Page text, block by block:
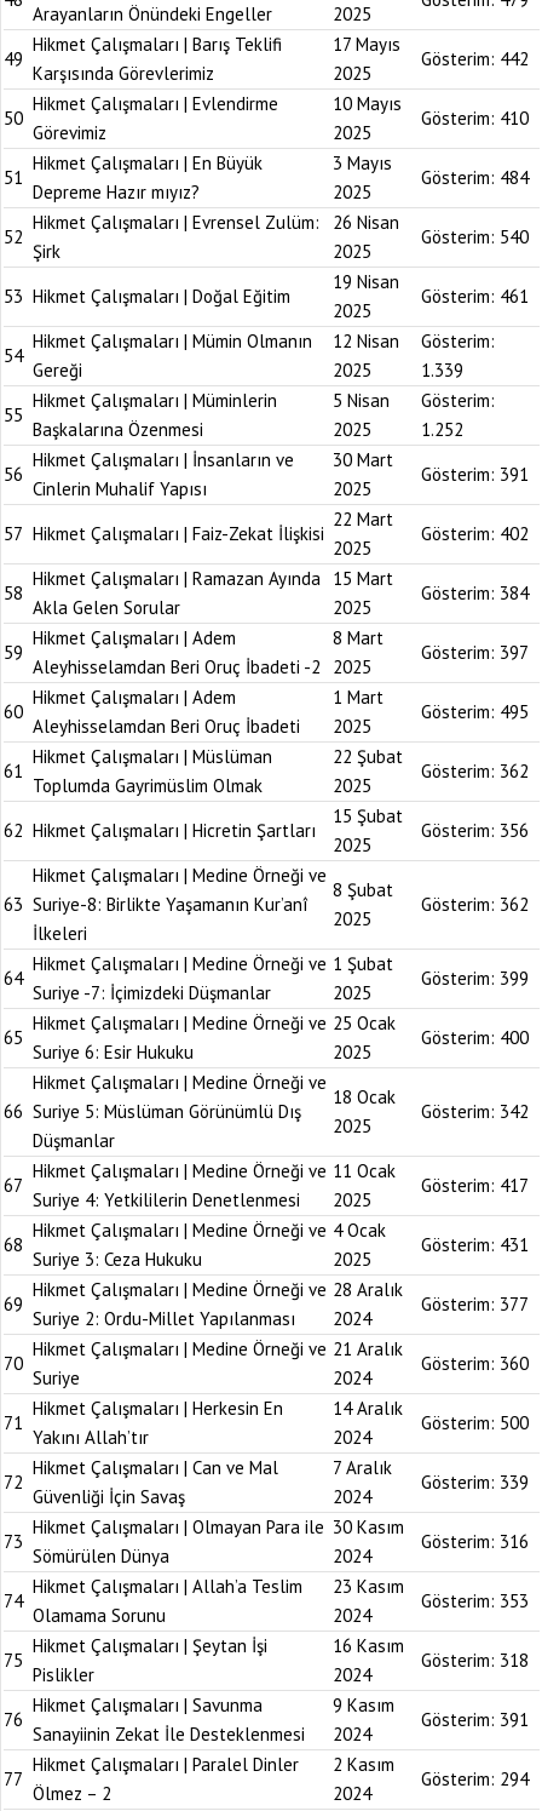
Arayanların Önündeki Engeller 2025
49
Hikmet Çalışmaları | Barış Teklifi
Karşısında Görevlerimiz
17 Mayıs
2025
Gösterim: 442
50
Hikmet Çalışmaları | Evlendirme
Görevimiz
10 Mayıs
2025
Gösterim: 410
51
Hikmet Çalışmaları | En Büyük
Depreme Hazır mıyız?
3 Mayıs
2025
Gösterim: 484
52
Hikmet Çalışmaları | Evrensel Zulüm:
Şirk
26 Nisan
2025
Gösterim: 540
53 Hikmet Çalışmaları | Doğal Eğitim
19 Nisan
2025
Gösterim: 461
54
Hikmet Çalışmaları | Mümin Olmanın
Gereği
12 Nisan
2025
Gösterim:
1.339
55
Hikmet Çalışmaları | Müminlerin
Başkalarına Özenmesi
5 Nisan
2025
Gösterim:
1.252
56
Hikmet Çalışmaları | İnsanların ve
Cinlerin Muhalif Yapısı
30 Mart
2025
Gösterim: 391
57 Hikmet Çalışmaları | Faiz-Zekat İlişkisi
22 Mart
2025
Gösterim: 402
58
Hikmet Çalışmaları | Ramazan Ayında
Akla Gelen Sorular
15 Mart
2025
Gösterim: 384
59
Hikmet Çalışmaları | Adem
Aleyhisselamdan Beri Oruç İbadeti -2
8 Mart
2025
Gösterim: 397
60
Hikmet Çalışmaları | Adem
Aleyhisselamdan Beri Oruç İbadeti
1 Mart
2025
Gösterim: 495
61
Hikmet Çalışmaları | Müslüman
Toplumda Gayrimüslim Olmak
22 Şubat
2025
Gösterim: 362
62 Hikmet Çalışmaları | Hicretin Şartları
15 Şubat
2025
Gösterim: 356
63
Hikmet Çalışmaları | Medine Örneği ve
Suriye-8: Birlikte Yaşamanın Kur’anî
İlkeleri
8 Şubat
2025
Gösterim: 362
64
Hikmet Çalışmaları | Medine Örneği ve
Suriye -7: İçimizdeki Düşmanlar
1 Şubat
2025
Gösterim: 399
65
Hikmet Çalışmaları | Medine Örneği ve
Suriye 6: Esir Hukuku
25 Ocak
2025
Gösterim: 400
66
Hikmet Çalışmaları | Medine Örneği ve
Suriye 5: Müslüman Görünümlü Dış
Düşmanlar
18 Ocak
2025
Gösterim: 342
67
Hikmet Çalışmaları | Medine Örneği ve
Suriye 4: Yetkililerin Denetlenmesi
11 Ocak
2025
Gösterim: 417
68
Hikmet Çalışmaları | Medine Örneği ve
Suriye 3: Ceza Hukuku
4 Ocak
2025
Gösterim: 431
69
Hikmet Çalışmaları | Medine Örneği ve
Suriye 2: Ordu-Millet Yapılanması
28 Aralık
2024
Gösterim: 377
70
Hikmet Çalışmaları | Medine Örneği ve
Suriye
21 Aralık
2024
Gösterim: 360
71
Hikmet Çalışmaları | Herkesin En
Yakını Allah’tır
14 Aralık
2024
Gösterim: 500
72
Hikmet Çalışmaları | Can ve Mal
Güvenliği İçin Savaş
7 Aralık
2024
Gösterim: 339
73
Hikmet Çalışmaları | Olmayan Para ile
Sömürülen Dünya
30 Kasım
2024
Gösterim: 316
74
Hikmet Çalışmaları | Allah’a Teslim
Olamama Sorunu
23 Kasım
2024
Gösterim: 353
75
Hikmet Çalışmaları | Şeytan İşi
Pislikler
16 Kasım
2024
Gösterim: 318
76
Hikmet Çalışmaları | Savunma
Sanayiinin Zekat İle Desteklenmesi
9 Kasım
2024
Gösterim: 391
77
Hikmet Çalışmaları | Paralel Dinler
Ölmez – 2
2 Kasım
2024
Gösterim: 294